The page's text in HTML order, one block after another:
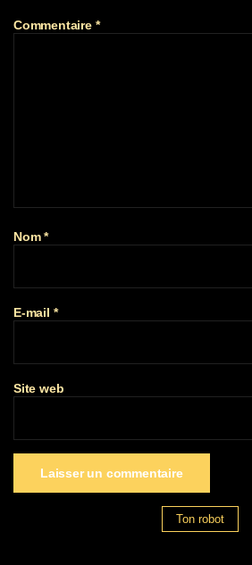
Commentaire *
Nom*
E-mail *
Site web
Ton robot